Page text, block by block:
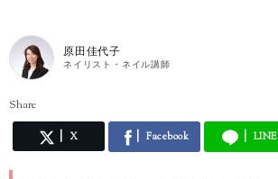
原田佳代子
ネイリスト・ネイル講師
Share
X Facebook LINE